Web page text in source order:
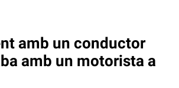
amb un conductor
amb un motorista a